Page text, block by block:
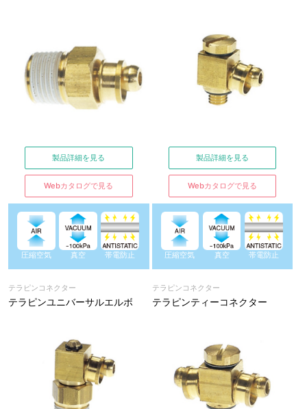
製品詳細を見る
Webカタログで見る
圧縮空気 真空 帯電防止
製品詳細を見る
Webカタログで見る
圧縮空気 真空 帯電防止
テラピンコネクター
テラピンユニバーサルエルボ
テラピンコネクター
テラピンティーコネクター